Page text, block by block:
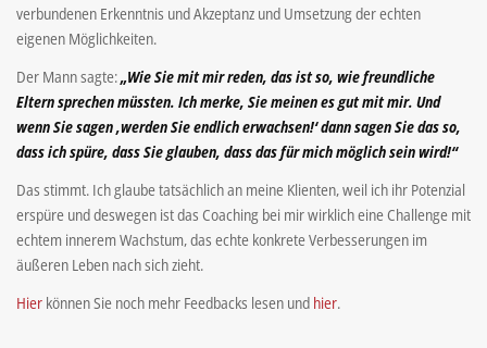
verbundenen Erkenntnis und Akzeptanz und Umsetzung der echten
eigenen Möglichkeiten.
Der Mann sagte:„Wie Sie mit mir reden, das ist so, wie freundliche
Eltern sprechen müssten. Ich merke, Sie meinen es gut mit mir. Und
wenn Sie sagen ‚werden Sie endlich erwachsen!‘ dann sagen Sie das so,
dass ich spüre, dass Sie glauben, dass das für mich möglich sein wird!“
Das stimmt. Ich glaube tatsächlich an meine Klienten, weil ich ihr Potenzial
erspüre und deswegen ist das Coaching bei mir wirklich eine Challenge mit
echtem innerem Wachstum, das echte konkrete Verbesserungen im
äußeren Leben nach sich zieht.
Hier können Sie noch mehr Feedbacks lesen und hier.